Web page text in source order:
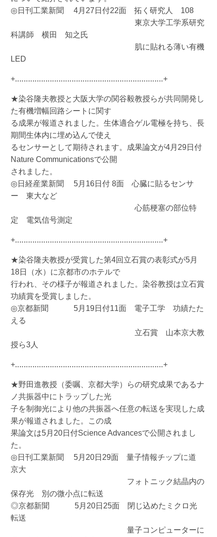
◎日刊工業新聞 4月27日付22面 拓く研究人 108
東京大学工学系研究
科講師 横田 知之氏
肌に貼れる薄い有機
LED
+‥‥‥‥‥‥‥‥‥‥‥‥‥‥‥‥‥‥‥‥‥‥‥‥‥‥‥‥‥‥‥‥‥‥+
★染谷隆夫教授と大阪大学の関谷毅教授らが共同開発し
た有機増幅回路シートに関す
る成果が報道されました。生体適合ゲル電極を持ち、長
期間生体内に埋め込んで使え
るセンサーとして期待されます。成果論文が4月29日付
Nature Communicationsで公開
されました。
◎日経産業新聞 5月16日付 8面 心臓に貼るセンサ
ー 東大など
心筋梗塞の部位特
定 電気信号測定
+‥‥‥‥‥‥‥‥‥‥‥‥‥‥‥‥‥‥‥‥‥‥‥‥‥‥‥‥‥‥‥‥‥‥+
★染谷隆夫教授が受賞した第4回立石賞の表彰式が5月
18日（水）に京都市のホテルで
行われ、その様子が報道されました。染谷教授は立石賞
功績賞を受賞しました。
◎京都新聞 5月19日付11面 電子工学 功績たた
える
立石賞 山本京大教
授ら3人
+‥‥‥‥‥‥‥‥‥‥‥‥‥‥‥‥‥‥‥‥‥‥‥‥‥‥‥‥‥‥‥‥‥‥+
★野田進教授（委嘱、京都大学）らの研究成果であるナ
ノ共振器中にトラップした光
子を制御光により他の共振器へ任意の転送を実現した成
果が報道されました。この成
果論文は5月20日付Science Advancesで公開されまし
た。
◎日刊工業新聞 5月20日29面 量子情報チップに道
京大
フォトニック結晶内の
保存光 別の微小点に転送
◎京都新聞 5月20日25面 閉じ込めたミクロ光
転送
量子コンピューターに